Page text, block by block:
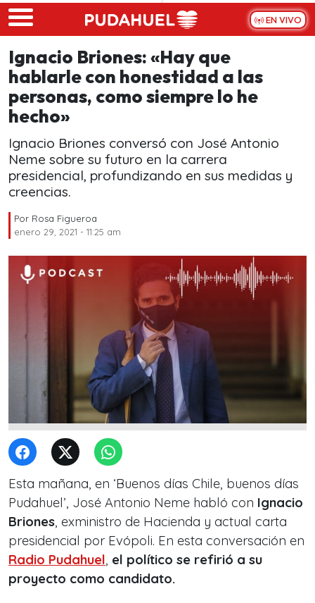
Skip to main content
EN VIVO
Ignacio Briones: «Hay que
hablarle con honestidad a las
personas, como siempre lo he
hecho»
Ignacio Briones conversó con José Antonio
Neme sobre su futuro en la carrera
presidencial, profundizando en sus medidas y
creencias.
Por Rosa Figueroa
enero 29, 2021 - 11:25 am
Esta mañana, en ‘Buenos días Chile, buenos días
Pudahuel’, José Antonio Neme habló con Ignacio
Briones, exministro de Hacienda y actual carta
presidencial por Evópoli. En esta conversación en
Radio Pudahuel, el político se refirió a su
proyecto como candidato.